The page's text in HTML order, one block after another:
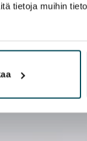
tietoja muihin